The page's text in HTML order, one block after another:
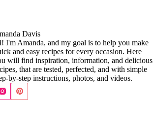
Davis
I'm Amanda, and my goal is to help you make
and easy recipes for every occasion. Here
will find inspiration, information, and delicious
that are tested, perfected, and with simple
by-step instructions, photos, and videos.